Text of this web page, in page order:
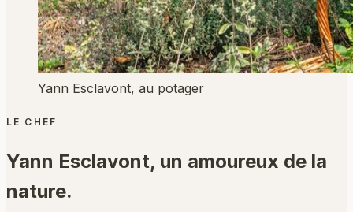
Yann Esclavont, au potager
LE CHEF
Yann Esclavont, un amoureux de la
nature.